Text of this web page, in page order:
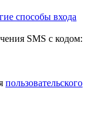
способы входа
SMS с кодом:
пользовательского